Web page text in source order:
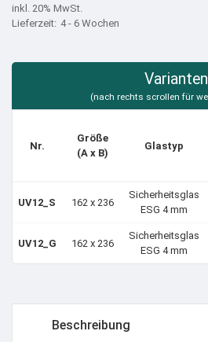
inkl. 20% MwSt.
4 - 6 Wochen
Varianten
Nr.
Größe
(A x B)
Glastyp
UV12_S 162 x 236
Sicherheitsglas
ESG 4 mm
UV12_G 162 x 236
Sicherheitsglas
ESG 4 mm
Beschreibung